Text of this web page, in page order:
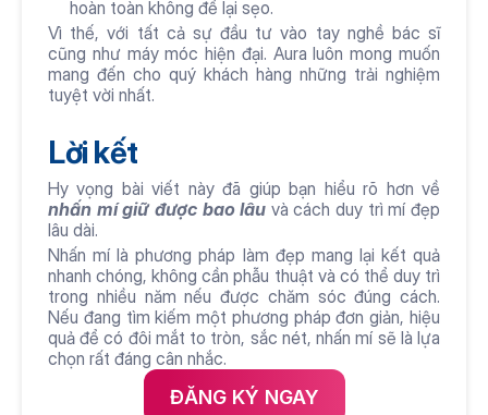
hoàn toàn không để lại sẹo.
Vì thế, với tất cả sự đầu tư vào tay nghề bác sĩ
cũng như máy móc hiện đại. Aura luôn mong muốn
mang đến cho quý khách hàng những trải nghiệm
tuyệt vời nhất.
Lời kết
nhấn mí giữ được bao lâu và cách duy trì mí đẹp
lâu dài.
Nhấn mí là phương pháp làm đẹp mang lại kết quả
nhanh chóng, không cần phẫu thuật và có thể duy trì
trong nhiều năm nếu được chăm sóc đúng cách.
Nếu đang tìm kiếm một phương pháp đơn giản, hiệu
quả để có đôi mắt to tròn, sắc nét, nhấn mí sẽ là lựa
chọn rất đáng cân nhắc.
ĐĂNG KÝ NGAY